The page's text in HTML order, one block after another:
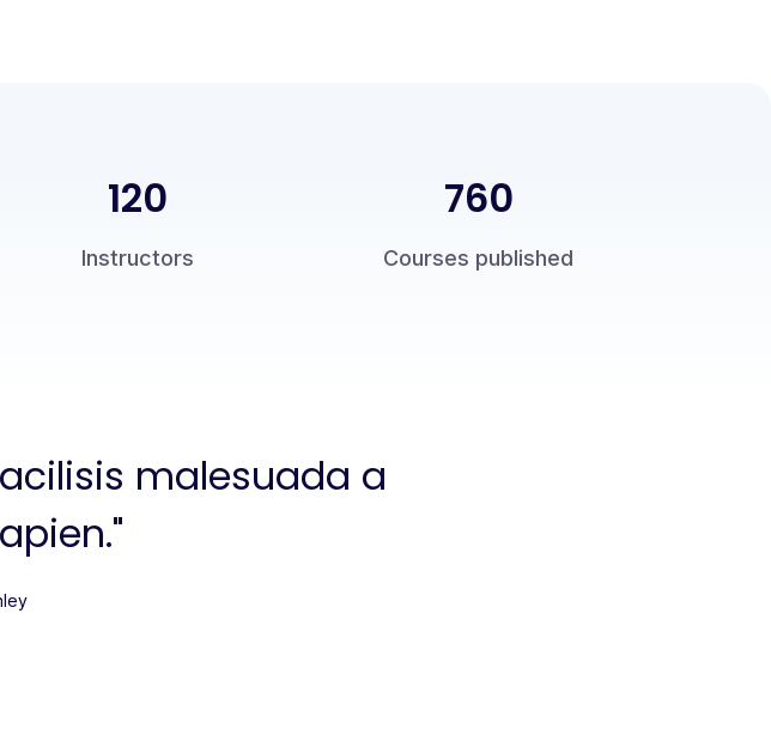
120
Instructors
760
Courses published
malesuada a